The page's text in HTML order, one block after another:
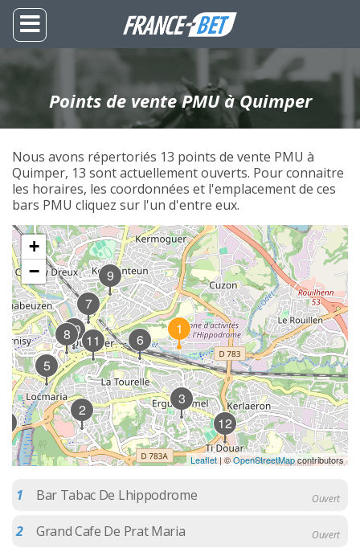
Points de vente PMU à Quimper
Nous avons répertoriés 13 points de vente PMU à
Quimper, 13 sont actuellement ouverts. Pour connaitre
les horaires, les coordonnées et l'emplacement de ces
bars PMU cliquez sur l'un d'entre eux.
1
2
3
5
6
7
8
9
10
11
12
+
−
Leaflet| ©OpenStreetMapcontributors
1 Bar Tabac De Lhippodrome Ouvert
2 Grand Cafe De Prat Maria Ouvert